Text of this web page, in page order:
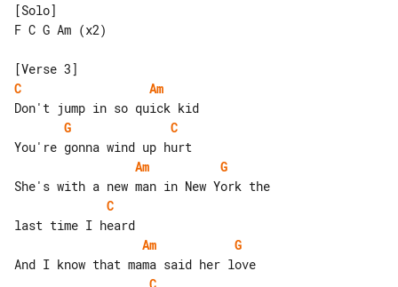
[Solo]
F C G Am (x2)
C
Am
G
C
Am
G
C
Am
G